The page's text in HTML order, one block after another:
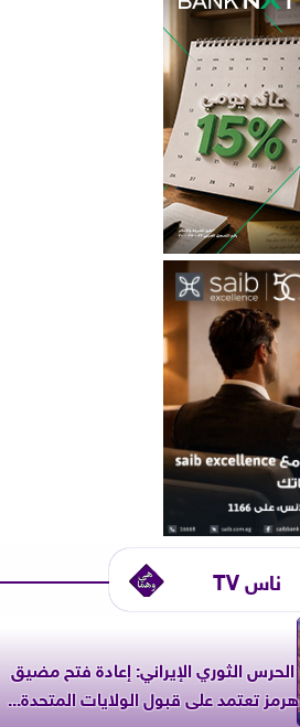
ناس TV
الحرس الثوري الإيراني: إعادة فتح مضيق
هرمز تعتمد على قبول الولايات المتحدة...